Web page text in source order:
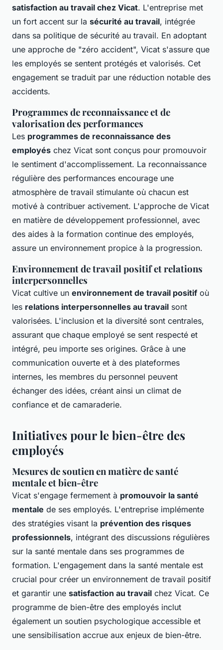
satisfaction au travail chez Vicat. L'entreprise met
un fort accent sur la sécurité au travail, intégrée
dans sa politique de sécurité au travail. En adoptant
une approche de "zéro accident", Vicat s'assure que
les employés se sentent protégés et valorisés. Cet
engagement se traduit par une réduction notable des
accidents.
Programmes de reconnaissance et de
valorisation des performances
Les programmes de reconnaissance des
employés chez Vicat sont conçus pour promouvoir
le sentiment d'accomplissement. La reconnaissance
régulière des performances encourage une
atmosphère de travail stimulante où chacun est
motivé à contribuer activement. L'approche de Vicat
en matière de développement professionnel, avec
des aides à la formation continue des employés,
assure un environnement propice à la progression.
Environnement de travail positif et relations
interpersonnelles
Vicat cultive un environnement de travail positifoù
les relations interpersonnelles au travail sont
valorisées. L'inclusion et la diversité sont centrales,
assurant que chaque employé se sent respecté et
intégré, peu importe ses origines. Grâce à une
communication ouverte et à des plateformes
internes, les membres du personnel peuvent
échanger des idées, créant ainsi un climat de
confiance et de camaraderie.
Initiatives pour le bien-être des
employés
Mesures de soutien en matière de santé
mentale et bien-être
Vicat s'engage fermement à promouvoir la santé
mentale de ses employés. L'entreprise implémente
des stratégies visant la prévention des risques
professionnels, intégrant des discussions régulières
sur la santé mentale dans ses programmes de
formation. L'engagement dans la santé mentale est
crucial pour créer un environnement de travail positif
et garantir une satisfaction au travail chez Vicat. Ce
programme de bien-être des employés inclut
également un soutien psychologique accessible et
une sensibilisation accrue aux enjeux de bien-être.